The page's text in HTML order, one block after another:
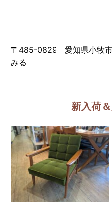
〒485-0829 愛知県小牧
みる
新入荷